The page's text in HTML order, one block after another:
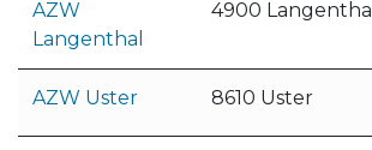
AZW
Langenthal
4900 Langenthal
AZW Uster 8610 Uster